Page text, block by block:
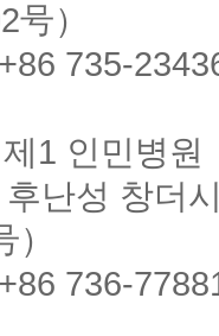
）
735-
1 인민병원
난성 창더
736-